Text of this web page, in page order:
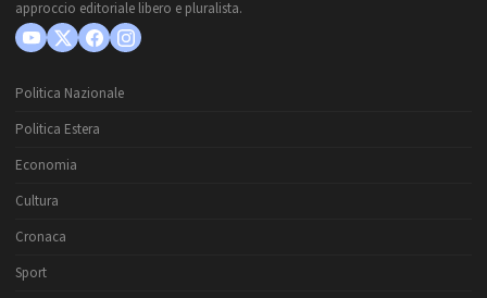
approccio editoriale libero e pluralista.
Politica Nazionale
Politica Estera
Economia
Cultura
Cronaca
Sport